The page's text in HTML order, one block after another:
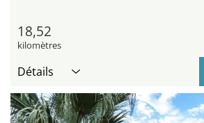
18,52
kilomètres
Détails